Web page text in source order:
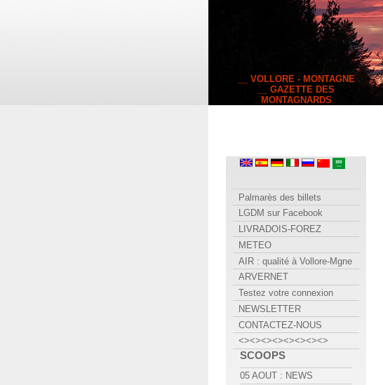
__ VOLLORE - MONTAGNE
__ GAZETTE DES
MONTAGNARDS
Palmarès des billets
LGDM sur Facebook
LIVRADOIS-FOREZ
METEO
AIR : qualité à Vollore-Mgne
ARVERNET
Testez votre connexion
NEWSLETTER
CONTACTEZ-NOUS
<><><><><><><><>
SCOOPS
05 AOUT : NEWS